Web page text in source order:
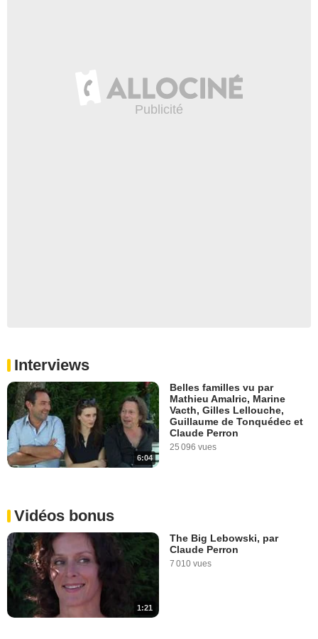
Interviews
6:04
Belles familles vu par
Mathieu Amalric, Marine
Vacth, Gilles Lellouche,
Guillaume de Tonquédec et
Claude Perron
25 096 vues
Vidéos bonus
1:21
The Big Lebowski, par
Claude Perron
7 010 vues